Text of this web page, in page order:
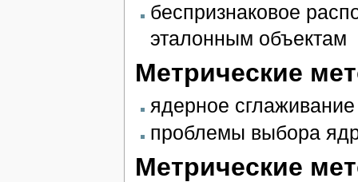
беспризнаковое
эталонным объектам
Метрические
ядерное
проблемы выбора
Метрические